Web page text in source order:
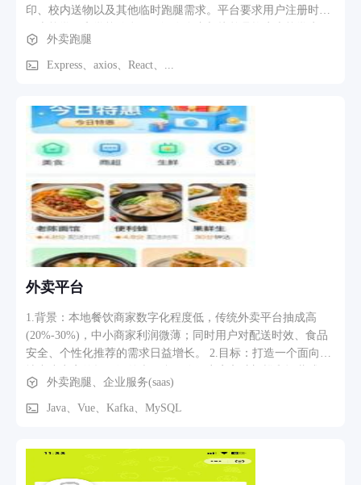
印、校内送物以及其他临时跑腿需求。平台要求用户注册时填
提高服务可信度和校园安全性。 核心功能包括用户注册登录、
发布订单、订单大厅、接单处理、订单状态流转、加急订单收
类型，并根据业务场景填写对应信息，例如快递取件码、外卖
尾号、商品清单、打印要求、物品大小等。跑腿员可在订单大
厅查看同校待接订单，接单后与发布者开启订单私信通道，便
于沟通取件、送达和异常情况。订单完成后，平台自动计算平
台服务费和跑腿员收入，形成完整的校园跑腿闭环。
外卖跑腿
Express、axios、React、...
外卖平台
1.背景：本地餐饮商家数字化程度低，传统外卖平台抽成高
(20%-30%)，中小商家利润微薄；同时用户对配送时效、食品
安全、个性化推荐的需求日益增长。 2.目标：打造一个面向本
本；为用户提供 30 分钟内送达的优质外卖服务；实现平台、
商家、骑手三方共赢。 3. 用户端核心功能 首页模块：轮播
类、商品详情、购物车 订单模块：下单结算、订单状态实时追
踪、历史订单、订单评价、申请退款 个人中心：用户注册登
外卖跑腿、企业服务(saas)
Java、Vue、Kafka、MySQL